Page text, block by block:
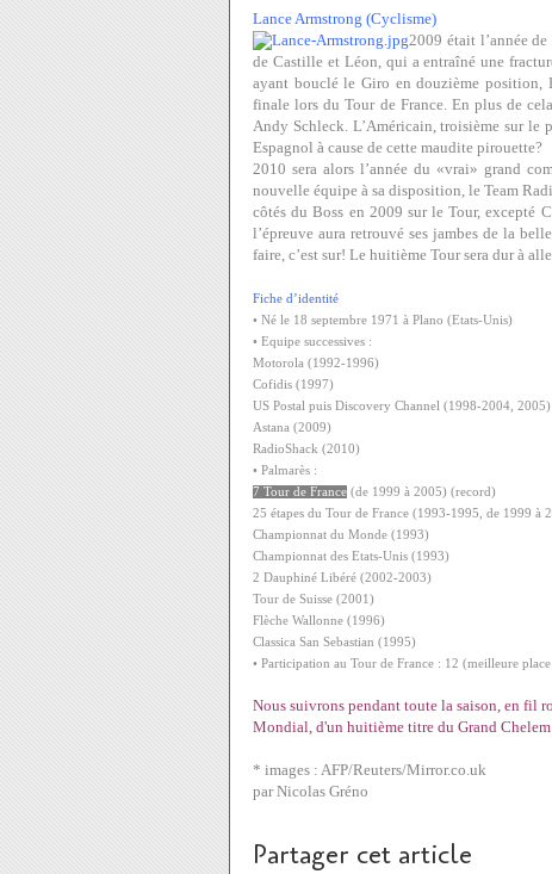
Lance Armstrong (Cyclisme)
2009 était l’année
de Castille et Léon, qui a entraîné une
ayant bouclé le Giro en douzième position,
finale lors du Tour de France. En plus de
Andy Schleck. L’Américain, troisième sur le
Espagnol à cause de cette maudite pirouette?
2010 sera alors l’année du «vrai» grand
nouvelle équipe à sa disposition, le Team
côtés du Boss en 2009 sur le Tour, excepté
l’épreuve aura retrouvé ses jambes de la
faire, c’est sur! Le huitième Tour sera dur à
Fiche d’identité
• Né le 18 septembre 1971 à Plano (Etats-Unis)
• Equipe successives :
Motorola (1992-1996)
Cofidis (1997)
US Postal puis Discovery Channel (1998-2004, 2005)
Astana (2009)
RadioShack (2010)
• Palmarès :
7 Tour de France (de 1999 à 2005) (record)
25 étapes du Tour de France (1993-1995, de 1999 à
Championnat du Monde (1993)
Championnat des Etats-Unis (1993)
2 Dauphiné Libéré (2002-2003)
Tour de Suisse (2001)
Flèche Wallonne (1996)
Classica San Sebastian (1995)
• Participation au Tour de France : 12 (meilleure
Nous suivrons pendant toute la saison, en fil
Mondial, d'un huitième titre du Grand
* images : AFP/Reuters/Mirror.co.uk
par Nicolas Gréno
Partager cet article